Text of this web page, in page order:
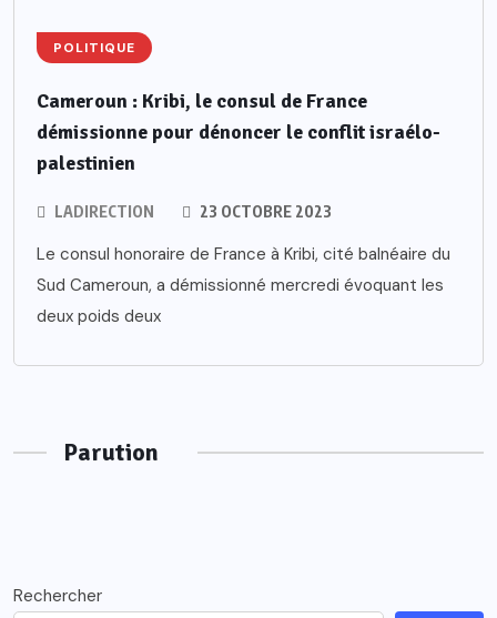
POLITIQUE
Cameroun : Kribi, le consul de France
démissionne pour dénoncer le conflit israélo-
palestinien
LADIRECTION 23 OCTOBRE 2023
Le consul honoraire de France à Kribi, cité balnéaire du
Sud Cameroun, a démissionné mercredi évoquant les
deux poids deux
Parution
Rechercher